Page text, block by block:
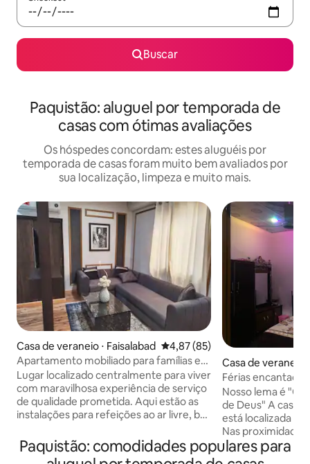
Buscar
Paquistão: aluguel por temporada de
casas com ótimas avaliações
Os hóspedes concordam: estes aluguéis por
temporada de casas foram muito bem avaliados por
sua localização, limpeza e muito mais.
Casa de veraneio ⋅ Faisalabad 4,87 de uma avaliação média
4,87 (85)
Apartamento mobiliado para famílias e
viagens a trabalho
Lugar localizado centralmente para viver
com maravilhosa experiência de serviço
de qualidade prometida. Aqui estão as
instalações para refeições ao ar livre, bar
departamentos, marcas de roupas,
espaço de recreação para crianças,
Casa de veraneio
Férias
Lahore
Nosso lema é "Os
de Deus" A casa
está localizada
Nas
Walled City,
Lahore, Food
Paquistão: comodidades populares para